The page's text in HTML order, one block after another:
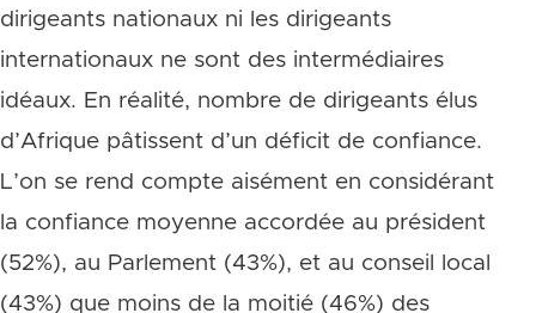
dirigeants nationaux ni les dirigeants
internationaux ne sont des intermédiaires
idéaux. En réalité, nombre de dirigeants élus
d’Afrique pâtissent d’un déficit de confiance.
L’on se rend compte aisément en considérant
la confiance moyenne accordée au président
(52%), au Parlement (43%), et au conseil local
(43%) que moins de la moitié (46%) des